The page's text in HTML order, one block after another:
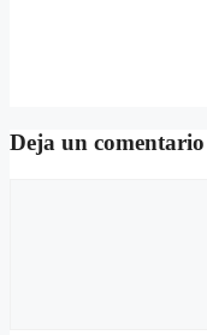
Deja un comentario